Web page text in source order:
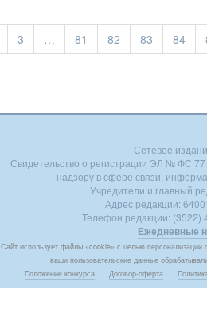
3 … 81 82 83 84
Сетевое
Свидетельство о регистрации ЭЛ № ФС
надзору в сфере связи,
Учредители и главный
Адрес редакции:
Телефон редакции: (3522)
Ежедневные
Сайт использует файлы «cookie» с целью
ваши пользовательские данные
Положение конкурса. Договор-оферта.